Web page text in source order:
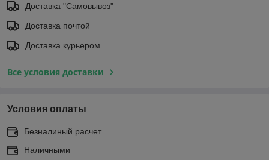
Доставка "Самовывоз"
Доставка почтой
Доставка курьером
Все условия доставки
Условия оплаты
Безналиный расчет
Наличными